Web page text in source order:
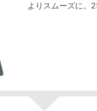
よりスムーズに。